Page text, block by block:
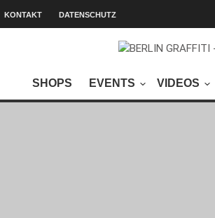
KONTAKT DATENSCHUTZ
SHOPS EVENTS VIDEOS